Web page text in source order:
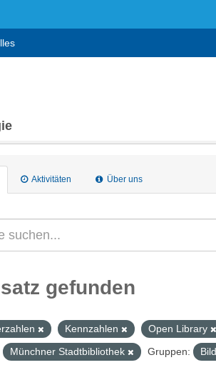
Aktivitäten Über uns
gefunden
Kennzahlen
Open Library
Münchner Stadtbibliothek Gruppen: